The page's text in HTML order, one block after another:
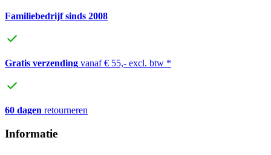
Familiebedrijf sinds 2008
Gratis verzending vanaf € 55,- excl. btw *
60 dagen retourneren
Informatie